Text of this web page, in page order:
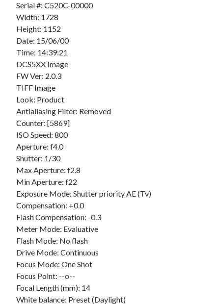
Derniers Commentaires
Entretien ménager
JF
dans
C’était pas mieux avant… à Lyon
littlecelt
dans Comment j’ai opéré ma vélorution toute personnelle
Anthony dans
Renaud Ducher dans
personnelle
Commentaires récents
Entretien ménagerdans
JFdansC’était pas mieux avant… à Lyon
littleceltdansComment j’ai opéré ma vélorution toute personnelle
AnthonydansComment j’ai opéré ma vélorution toute personnelle
Renaud DucherdansComment j’ai opéré ma vélorution toute
personnelle
On parle de quoi ?
A Lyon
Bon plan du dimanche
Coup de coeur
Daddy
Engagé
Geek
Serial #: C520C-00000
Width: 1728
Height: 1152
Date: 15/06/00
Time: 14:39:21
DCS5XX Image
FW Ver: 2.0.3
TIFF Image
Look: Product
Antialiasing Filter: Removed
Counter: [5869]
ISO Speed: 800
Aperture: f4.0
Shutter: 1/30
Max Aperture: f2.8
Min Aperture: f22
Exposure Mode: Shutter priority AE (Tv)
Compensation: +0.0
Flash Compensation: -0.3
Meter Mode: Evaluative
Flash Mode: No flash
Drive Mode: Continuous
Focus Mode: One Shot
Focus Point: --o--
Focal Length (mm): 14
White balance: Preset (Daylight)